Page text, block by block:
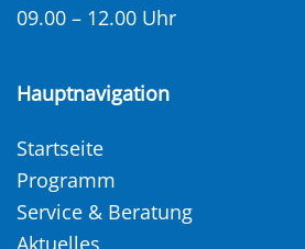
09.00 – 12.00 Uhr
Hauptnavigation
Startseite
Programm
Service & Beratung
Aktuelles